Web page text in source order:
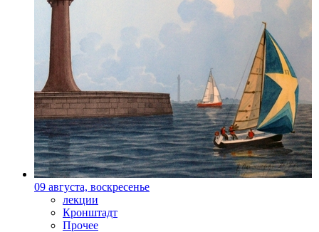
09 августа, воскресенье
лекции
Кронштадт
Прочее